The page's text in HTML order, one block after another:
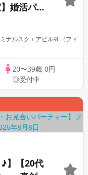
婚活パー
ナルスクエアビル9F（フィ
20〜39歳 0円
◎受付中
♪】【20代